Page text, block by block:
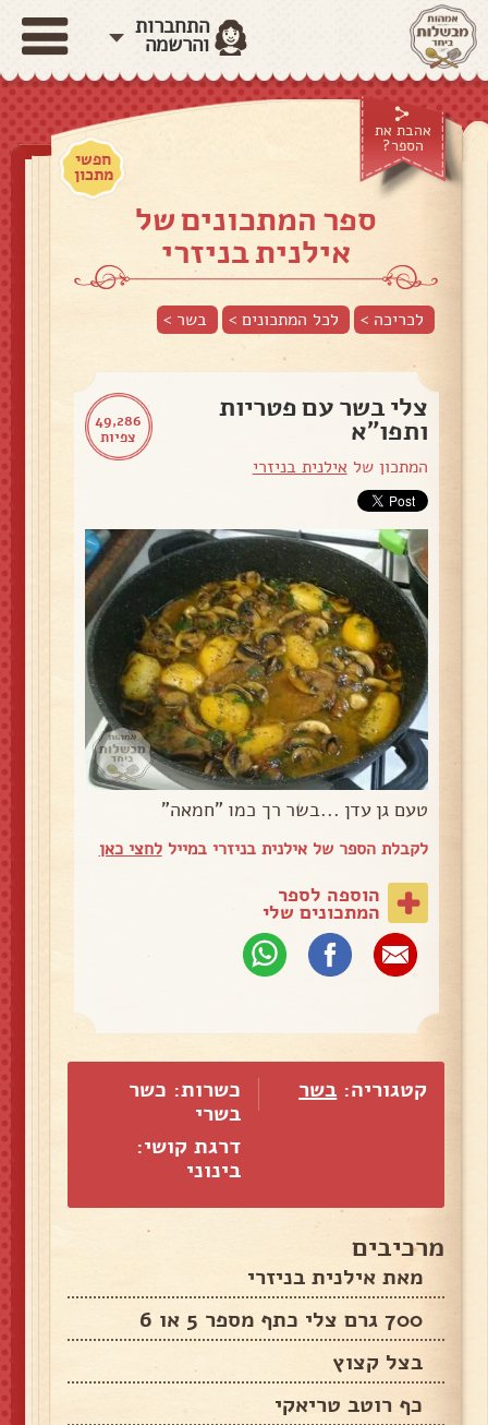
התחברות
והרשמה
אהבת את
הספר?
חפשי
מתכון
ספר המתכונים של
אילנית בניזרי
לכריכה > לכל המתכונים > בשר >
49,286
צפיות
צלי בשר עם פטריות
ותפו"א
המתכון של אילנית בניזרי
טעם גן עדן ...בשר רך כמו "חמאה"
לקבלת הספר של אילנית בניזרי במייללחצי כאן
הוספה לספר
המתכונים שלי
קטגוריה:בשר
כשרות: כשר
בשרי
דרגת קושי:
בינוני
מרכיבים
מאת אילנית בניזרי
700 גרם צלי כתף מספר 5 או 6
בצל קצוץ
כף רוטב טריאקי